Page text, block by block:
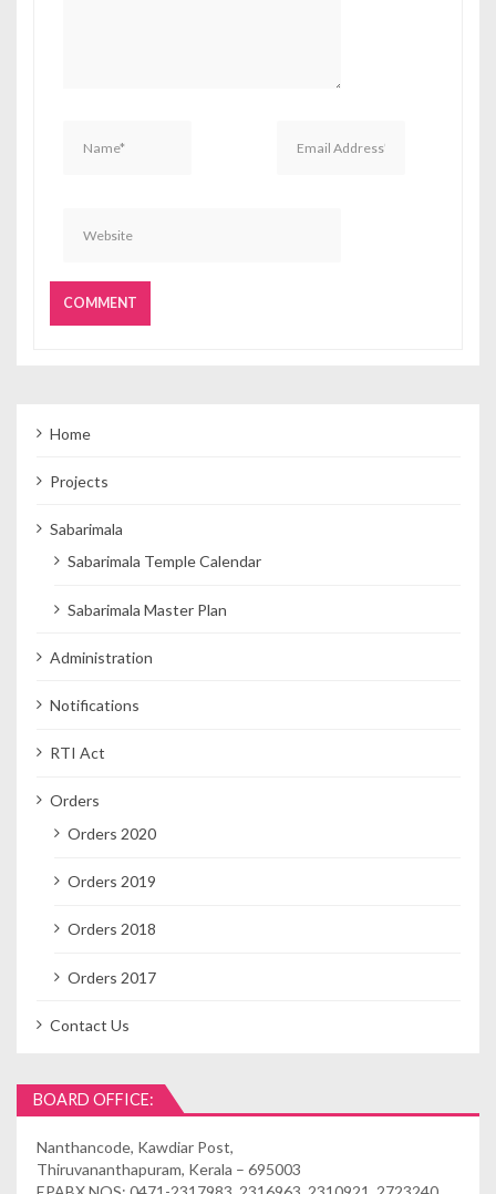
Home
Projects
Sabarimala
Sabarimala Temple Calendar
Sabarimala Master Plan
Administration
Notifications
RTI Act
Orders
Orders 2020
Orders 2019
Orders 2018
Orders 2017
Contact Us
BOARD OFFICE:
Nanthancode, Kawdiar Post,
Thiruvananthapuram, Kerala – 695003